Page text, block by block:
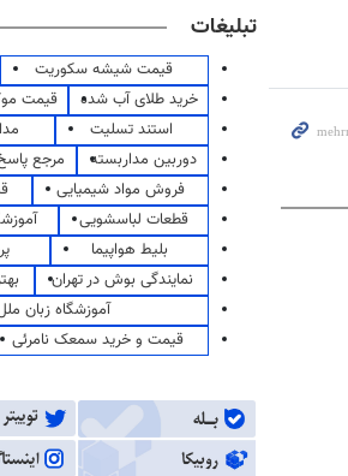
تبلیغات
قیمت شیشه سکوریت
خرید طلای آب شده
قیمت
استند تسلیت
دوربین مداربسته
مرجع
فروش مواد شیمیایی
قطعات لباسشویی
بلیط هواپیما
نمایندگی بوش در تهران
آموزشگاه زبان
قیمت و خرید سمعک نامرئی